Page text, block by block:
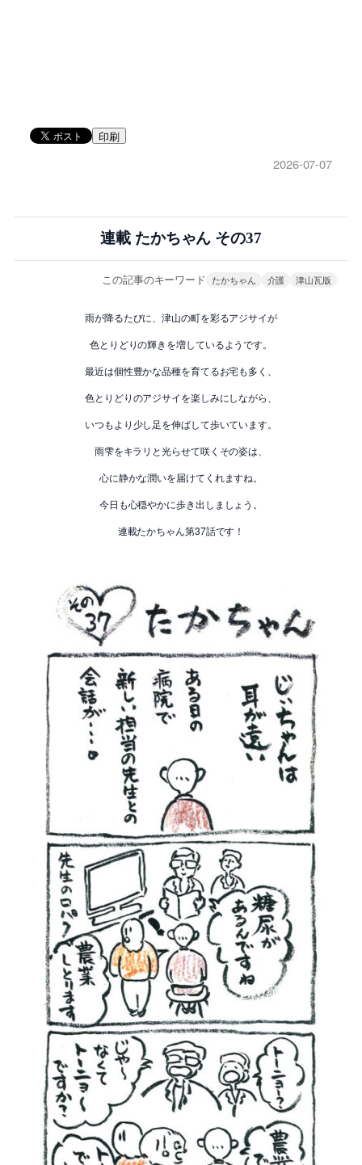
印刷
2026-07-07
連載 たかちゃん その37
この記事のキーワード たかちゃん 介護 津山瓦版
雨が降るたびに、津山の町を彩るアジサイが
色とりどりの輝きを増しているようです。
最近は個性豊かな品種を育てるお宅も多く、
色とりどりのアジサイを楽しみにしながら、
いつもより少し足を伸ばして歩いています。
雨雫をキラリと光らせて咲くその姿は、
心に静かな潤いを届けてくれますね。
今日も心穏やかに歩き出しましょう。
連載たかちゃん第37話です！